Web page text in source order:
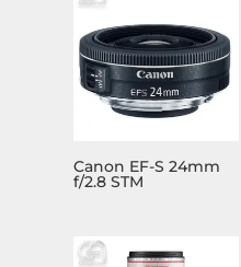
Canon EF-S 24mm
f/2.8 STM